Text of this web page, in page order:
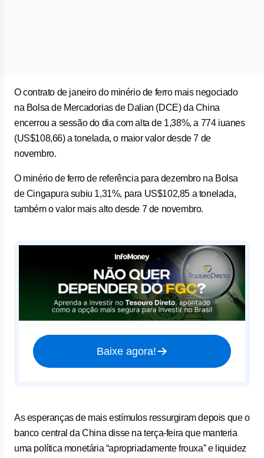
O contrato de janeiro do minério de ferro mais negociado
na Bolsa de Mercadorias de Dalian (DCE) da China
encerrou a sessão do dia com alta de 1,38%, a 774 iuanes
(US$108,66) a tonelada, o maior valor desde 7 de
novembro.
O minério de ferro de referência para dezembro na Bolsa
de Cingapura subiu 1,31%, para US$102,85 a tonelada,
também o valor mais alto desde 7 de novembro.
Baixe agora!
As esperanças de mais estímulos ressurgiram depois que o
banco central da China disse na terça-feira que manteria
uma política monetária “apropriadamente frouxa” e liquidez